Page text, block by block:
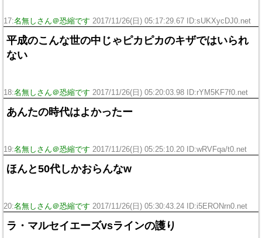
17:名無しさん＠恐縮です 2017/11/26(日) 05:17:29.67 ID:sUKXycDJ0.net
平成のこんな世の中じゃピカピカのキザではいられ
ない
18:名無しさん＠恐縮です 2017/11/26(日) 05:20:03.98 ID:rYM5KF7f0.net
あんたの時代はよかったー
19:名無しさん＠恐縮です 2017/11/26(日) 05:25:10.20 ID:wRVFqa/t0.net
ほんと50代しかおらんなw
20:名無しさん＠恐縮です 2017/11/26(日) 05:30:43.24 ID:i5ERONrn0.net
ラ・マルセイエーズvsラインの護り